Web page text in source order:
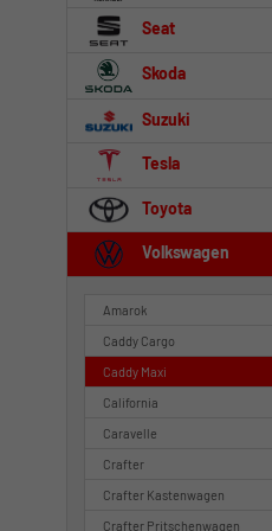
Seat
Skoda
Suzuki
Tesla
Toyota
Volkswagen
Amarok
Caddy Cargo
Caddy Maxi
California
Caravelle
Crafter
Crafter Kastenwagen
Crafter Pritschenwagen